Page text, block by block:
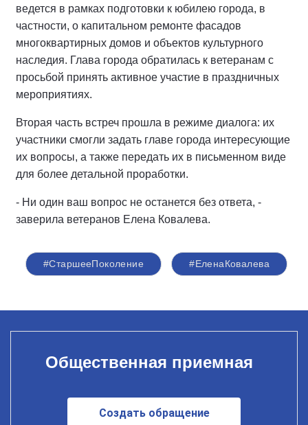
ведется в рамках подготовки к юбилею города, в
частности, о капитальном ремонте фасадов
многоквартирных домов и объектов культурного
наследия. Глава города обратилась к ветеранам с
просьбой принять активное участие в праздничных
мероприятиях.
Вторая часть встреч прошла в режиме диалога: их
участники смогли задать главе города интересующие
их вопросы, а также передать их в письменном виде
для более детальной проработки.
- Ни один ваш вопрос не останется без ответа, -
заверила ветеранов Елена Ковалева.
#СтаршееПоколение #ЕленаКовалева
Общественная приемная
Создать обращение